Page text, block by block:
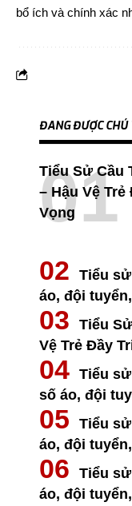
bổ ích và chính xác
ĐANG ĐƯỢC CHÚ
Tiểu Sử Cầu
– Hậu Vệ Trẻ
Vọng
Tiểu
áo, đội
Tiểu
Vệ Trẻ Đầy
Tiểu
số áo, đội
Tiểu
áo, đội
Tiểu
áo, đội